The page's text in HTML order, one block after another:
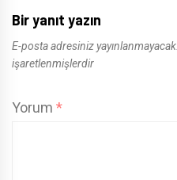
Bir yanıt yazın
E-posta adresiniz yayınlanmayacak.
işaretlenmişlerdir
Yorum *